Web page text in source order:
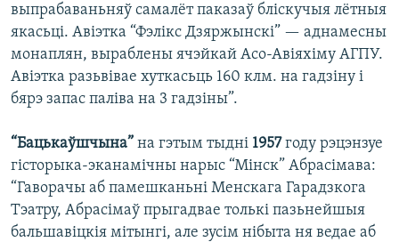
выпрабаваньняў самалёт паказаў бліскучыя лётныя
якасьці. Авіэтка “Фэлікс Дзяржынскі” — аднамесны
монаплян, выраблены ячэйкай Асо-Авіяхіму АГПУ.
Авіэтка разьвівае хуткасьць 160 клм. на гадзіну і
бярэ запас паліва на 3 гадзіны”.
“Бацькаўшчына” на гэтым тыдні 1957году рэцэнзуе
гісторыка-эканамічны нарыс “Мінск” Абрасімава:
“Гаворачы аб памешканьні Менскага Гарадзкога
Тэатру, Абрасімаў прыгадвае толькі пазьнейшыя
бальшавіцкія мітынгі, але зусім нібыта ня ведае аб